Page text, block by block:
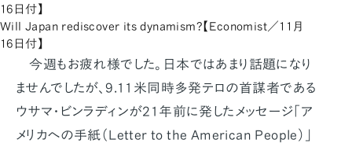
16日付】
Will Japan rediscover its dynamism?【Economist／11月
16日付】
今週もお疲れ様でした。日本ではあまり話題になり
ませんでしたが、9.11米同時多発テロの首謀者である
ウサマ・ビンラディンが21年前に発したメッセージ「ア
メリカへの手紙（Letter to the American People）」